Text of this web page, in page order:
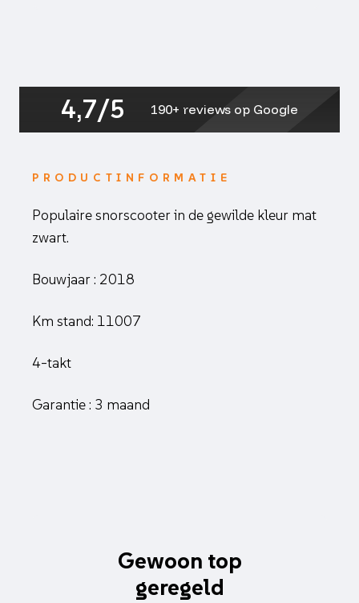
4,7/5 190+ reviews op Google
PRODUCTINFORMATIE
Populaire snorscooter in de gewilde kleur mat
zwart.
Bouwjaar : 2018
Km stand: 11007
4-takt
Garantie : 3 maand
Gewoon top
geregeld